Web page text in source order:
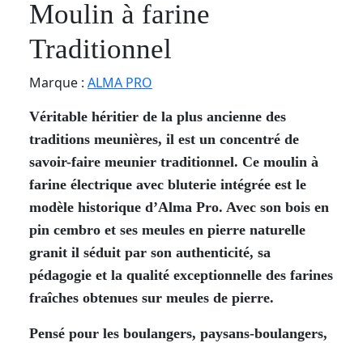
Moulin à farine
Traditionnel
Marque : ALMA PRO
Véritable héritier de la plus ancienne des
traditions meunières, il est un concentré de
savoir-faire meunier traditionnel. Ce moulin à
farine électrique avec bluterie intégrée est le
modèle historique d’Alma Pro. Avec son bois en
pin cembro et ses meules en pierre naturelle
granit il séduit par son authenticité, sa
pédagogie et la qualité exceptionnelle des farines
fraîches obtenues sur meules de pierre.
Pensé pour les boulangers, paysans-boulangers,